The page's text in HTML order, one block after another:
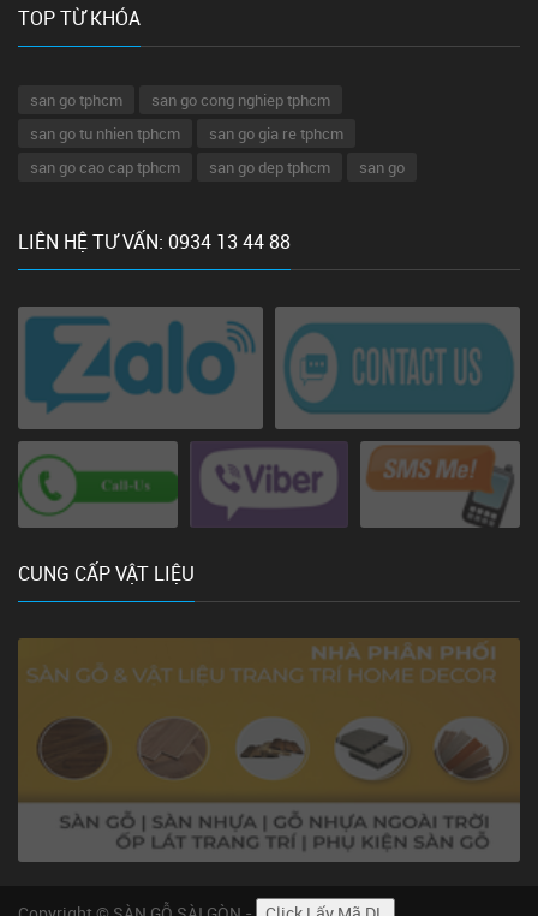
TOP TỪ KHÓA
san go tphcm
san go cong nghiep tphcm
san go tu nhien tphcm
san go gia re tphcm
san go cao cap tphcm
san go dep tphcm san go
LIÊN HỆ TƯ VẤN: 0934 13 44 88
CUNG CẤP VẬT LIỆU